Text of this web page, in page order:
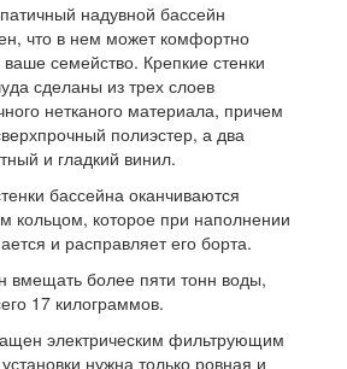
надувной бассейн
что в нем может комфортно
ваше семейство. Крепкие стенки
сделаны из трех слоев
нетканого материала, причем
полиэстер, а два
и гладкий винил.
бассейна оканчиваются
кольцом, которое при наполнении
и расправляет его борта.
вмещать более пяти тонн воды,
17 килограммов.
электрическим фильтрующим
нужна только ровная и